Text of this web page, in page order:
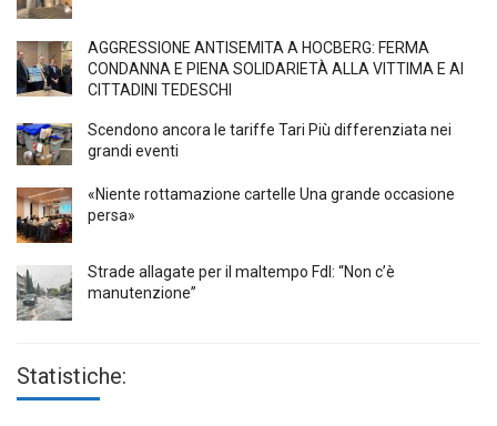
AGGRESSIONE ANTISEMITA A HÖCBERG: FERMA
CONDANNA E PIENA SOLIDARIETÀ ALLA VITTIMA E AI
CITTADINI TEDESCHI
Scendono ancora le tariffe Tari Più differenziata nei
grandi eventi
«Niente rottamazione cartelle Una grande occasione
persa»
Strade allagate per il maltempo FdI: “Non c’è
manutenzione”
Statistiche: